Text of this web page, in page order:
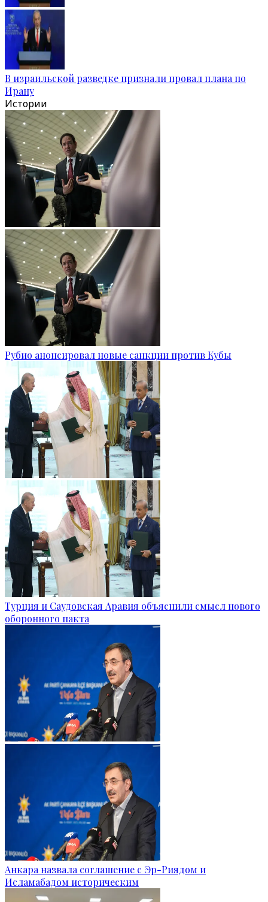
В израильской разведке признали провал плана по
Ирану
Истории
Рубио анонсировал новые санкции против Кубы
Турция и Саудовская Аравия объяснили смысл нового
оборонного пакта
Анкара назвала соглашение с Эр-Риядом и
Исламабадом историческим